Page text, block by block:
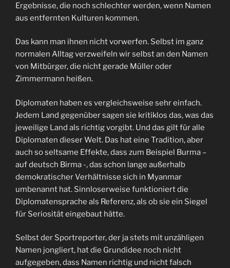
Ergebnisse, die noch schlechter werden, wenn Namen
aus entfernten Kulturen kommen.
Das kann man ihnen nicht vorwerfen. Selbst im ganz
normalen Alltag verzweifeln wir selbst an den Namen
von Mitbürger, die nicht gerade Müller oder
Zimmermann heißen.
Diplomaten haben es vergleichsweise sehr einfach.
Jedem Land gegenüber sagen sie kritiklos das, was das
jeweilige Land als richtig vorgibt. Und das gilt für alle
Diplomaten dieser Welt. Das hat eine Tradition, aber
auch so seltsame Effekte, dass zum Beispiel Burma –
auf deutsch Birma -, das schon lange außerhalb
demokratischer Verhältnisse sich in Myanmar
umbenannt hat. Sinnloserweise funktioniert die
Diplomatensprache als Referenz, als ob sie ein Siegel
für Seriosität eingebaut hätte.
Selbst der Sportreporter, der ja stets mit unzähligen
Namen jongliert, hat die Grundidee noch nicht
aufgegeben, dass Namen richtig und nicht falsch